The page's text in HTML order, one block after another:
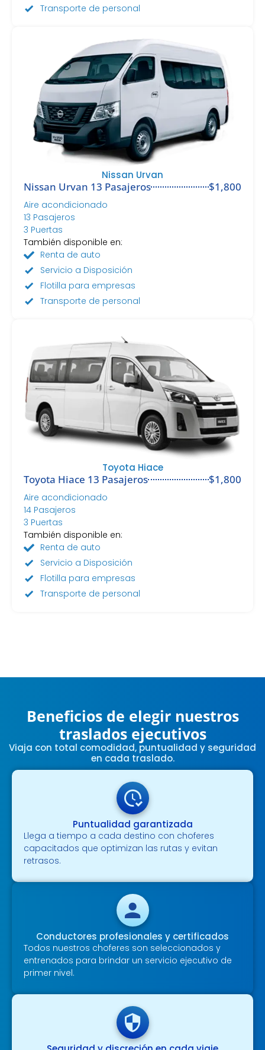
Transporte de personal
Nissan Urvan
Nissan Urvan 13 Pasajeros $1,800
Aire acondicionado
13 Pasajeros
3 Puertas
También disponible en:
Renta de auto
Servicio a Disposición
Flotilla para empresas
Transporte de personal
Toyota Hiace
Toyota Hiace 13 Pasajeros $1,800
Aire acondicionado
14 Pasajeros
3 Puertas
También disponible en:
Renta de auto
Servicio a Disposición
Flotilla para empresas
Transporte de personal
Beneficios de elegir nuestros
traslados ejecutivos
Viaja con total comodidad, puntualidad y seguridad
en cada traslado.
Puntualidad garantizada
Llega a tiempo a cada destino con choferes
capacitados que optimizan las rutas y evitan
retrasos.
Conductores profesionales y certificados
Todos nuestros choferes son seleccionados y
entrenados para brindar un servicio ejecutivo de
primer nivel.